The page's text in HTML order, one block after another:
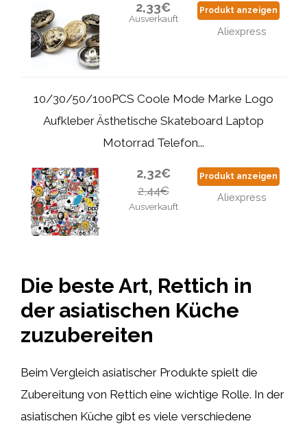
2,33€
Ausverkauft
Produkt anzeigen
Aliexpress
10/30/50/100PCS Coole Mode Marke Logo
Aufkleber Ästhetische Skateboard Laptop
Motorrad Telefon...
2,32€
2,44€
Ausverkauft
Produkt anzeigen
Aliexpress
Die beste Art, Rettich in
der asiatischen Küche
zuzubereiten
Beim Vergleich asiatischer Produkte spielt die
Zubereitung von Rettich eine wichtige Rolle. In der
asiatischen Küche gibt es viele verschiedene